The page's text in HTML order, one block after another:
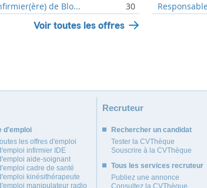
de Blo...
30
Voir toutes les offres
d'emploi
les offres d'emploi
infirmier IDE
aide-soignant
cadre de santé
kinésithérapeute
manipulateur radio
Recruteur
Rechercher un candidat
Tester la CVThèque
Souscrire à la CVThèque
Tous les services recruteur
Publiez une annonce
Consultez la CVThèque